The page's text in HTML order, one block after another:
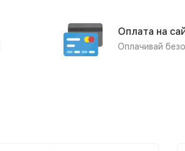
Оплата на
Оплачивай